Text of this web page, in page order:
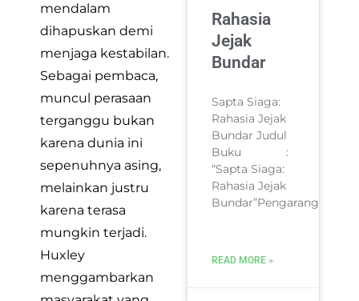
mendalam
dihapuskan demi
menjaga kestabilan.
Sebagai pembaca,
muncul perasaan
terganggu bukan
karena dunia ini
sepenuhnya asing,
melainkan justru
karena terasa
mungkin terjadi.
Huxley
menggambarkan
Rahasia
Jejak
Bundar
Sapta Siaga:
Rahasia Jejak
Bundar Judul
Buku :
“Sapta Siaga:
Rahasia Jejak
Bundar”Pengarang
READ MORE »